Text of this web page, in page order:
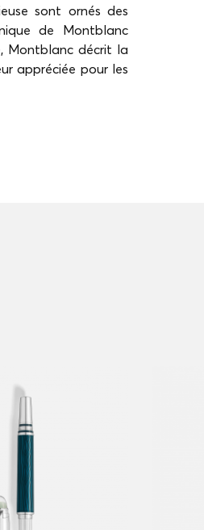
sont ornés des
de Montblanc
Montblanc décrit la
appréciée pour les